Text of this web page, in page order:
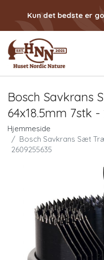
Kun det bedste er
Bosch Savkrans
64x18.5mm 7stk
Hjemmeside
Bosch Savkrans Sæt
2609255635